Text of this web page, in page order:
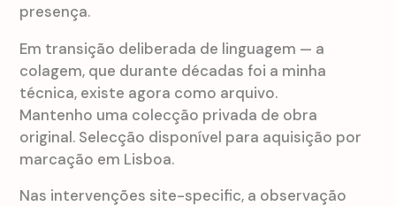
presença.
Em transição deliberada de linguagem — a
colagem, que durante décadas foi a minha
técnica, existe agora como arquivo.
Mantenho uma colecção privada de obra
original. Selecção disponível para aquisição por
marcação em Lisboa.
Nas intervenções site-specific, a observação